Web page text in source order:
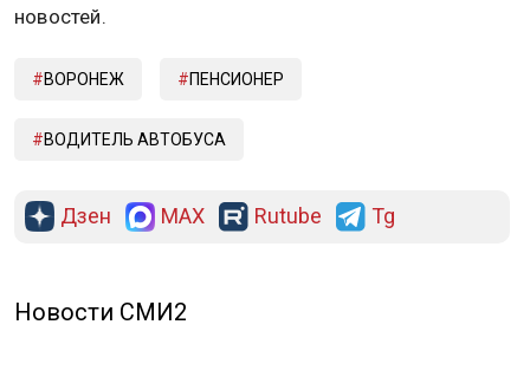
новостей.
ВОРОНЕЖ ПЕНСИОНЕР
ВОДИТЕЛЬ АВТОБУСА
Дзен MAX Rutube Tg
Новости СМИ2